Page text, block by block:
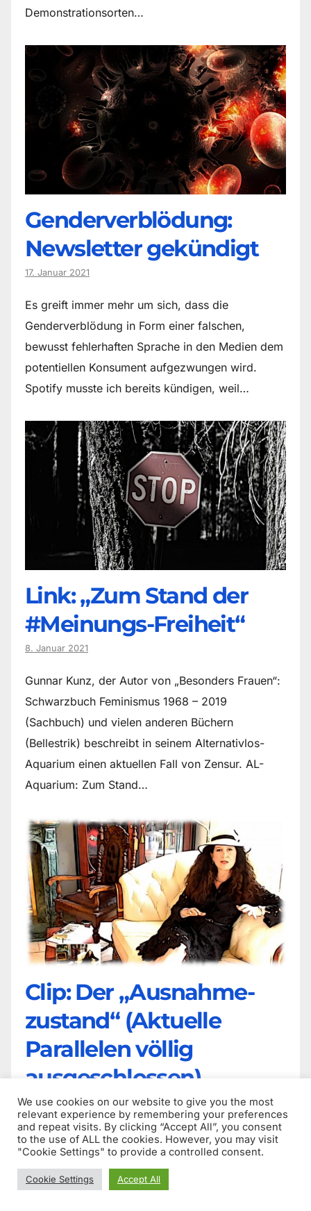
Demonstrationsorten…
Genderverblödung:
Newsletter gekündigt
17. Januar 2021
Es greift immer mehr um sich, dass die
Genderverblödung in Form einer falschen,
bewusst fehlerhaften Sprache in den Medien dem
potentiellen Konsument aufgezwungen wird.
Spotify musste ich bereits kündigen, weil…
Link: „Zum Stand der
#Meinungs-Freiheit“
8. Januar 2021
Gunnar Kunz, der Autor von „Besonders Frauen“:
Schwarzbuch Feminismus 1968 – 2019
(Sachbuch) und vielen anderen Büchern
(Bellestrik) beschreibt in seinem Alternativlos-
Aquarium einen aktuellen Fall von Zensur. AL-
Aquarium: Zum Stand…
Clip: Der „Ausnahme-
zustand“ (Aktuelle
Parallelen völlig
ausgeschlossen)
4. Januar 2021
Das Video ist zwei Jahre alt. Aktuelle Parallelen in
der „schwierigen Corona-Zeit“ sind zufällig.
Philosophin Dr. Claudia Simone Dorchain über
We use cookies on our website to give you the most
relevant experience by remembering your preferences
and repeat visits. By clicking “Accept All”, you consent
to the use of ALL the cookies. However, you may visit
"Cookie Settings" to provide a controlled consent.
Cookie Settings Accept All